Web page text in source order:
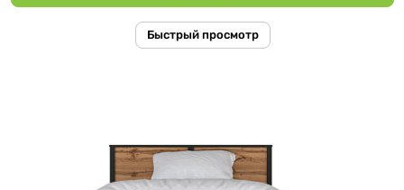
Быстрый просмотр